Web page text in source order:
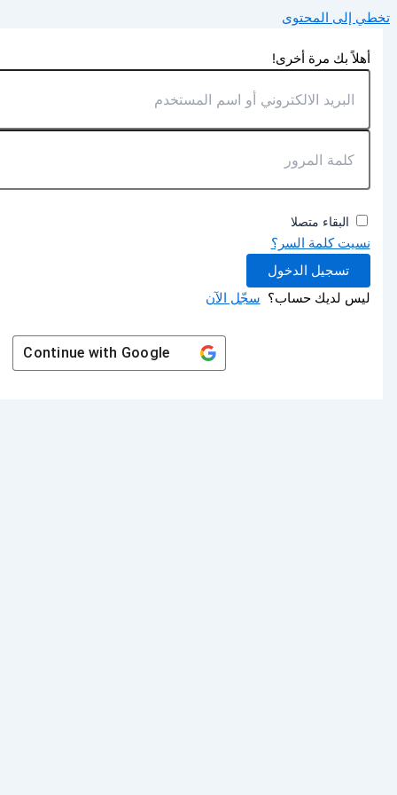
تخطي إلى المحتوى
أهلاً بك مرة أخرى!
البقاء متصلا
نسيت كلمة السر؟
تسجيل الدخول
ليس لديك حساب؟ سجّل الآن
Continue withGoogle